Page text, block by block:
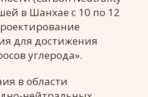
в Шанхае с 10 по 12
для достижения
углерода».
в области